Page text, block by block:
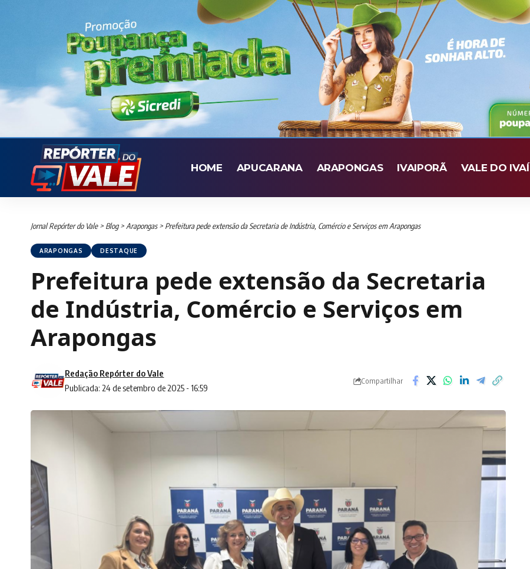
HOME APUCARANA ARAPONGAS IVAIPORÃ VALE DO IVAÍ
Jornal Repórter do Vale> Blog> Arapongas> Prefeitura pede extensão da Secretaria de Indústria, Comércio e Serviços em Arapongas
ARAPONGAS DESTAQUE
Prefeitura pede extensão da Secretaria
de Indústria, Comércio e Serviços em
Arapongas
Publicada: 24 de setembro de 2025 - 16:59
Redação Repórter do Vale
Compartilhar